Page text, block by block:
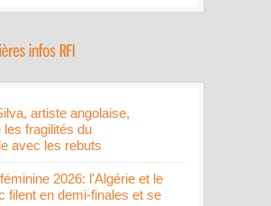
artiste angolaise,
les fragilités du
avec les rebuts
2026: l'Algérie et le
filent en demi-finales et se